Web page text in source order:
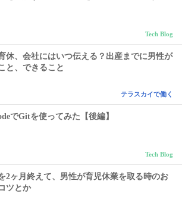
Tech Blog
休、会社にはいつ伝える？出産までに男性が
と、できること
テラスカイで働く
でGitを使ってみた【後編】
Tech Blog
2ヶ月終えて、男性が育児休業を取る時のお
ツとか